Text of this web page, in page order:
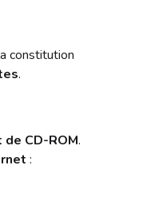
constitution
.
CD-ROM.
: